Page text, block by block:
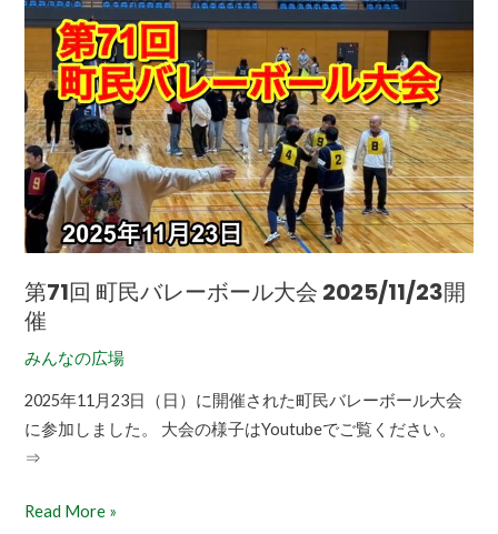
第71回 町民バレーボール大会 2025/11/23開
催
みんなの広場
2025年11月23日（日）に開催された町民バレーボール大会
に参加しました。 大会の様子はYoutubeでご覧ください。
⇒
第
回
町
民
バ
レ
ー
ボ
ル
大
会
Read More »